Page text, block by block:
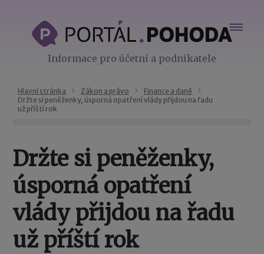
Informace pro účetní a podnikatele
Hlavní stránka Zákon a právo
Finance a daně
Držte si peněženky, úsporná opatření vlády přijdou na řadu
už příští rok
Držte si peněženky,
úsporná opatření
vlády přijdou na řadu
už příští rok